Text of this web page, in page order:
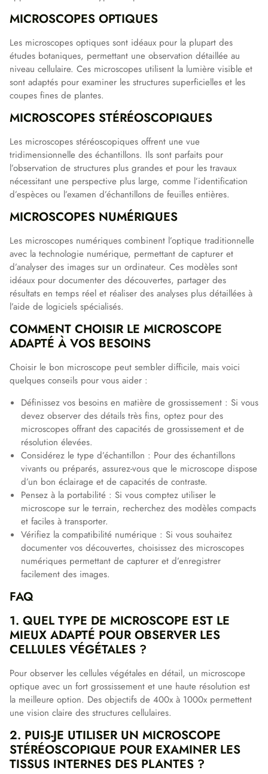
MICROSCOPES OPTIQUES
Les microscopes optiques sont idéaux pour la plupart des
études botaniques, permettant une observation détaillée au
niveau cellulaire. Ces microscopes utilisent la lumière visible et
sont adaptés pour examiner les structures superficielles et les
coupes fines de plantes.
MICROSCOPES STÉRÉOSCOPIQUES
Les microscopes stéréoscopiques offrent une vue
tridimensionnelle des échantillons. Ils sont parfaits pour
l’observation de structures plus grandes et pour les travaux
nécessitant une perspective plus large, comme l’identification
d’espèces ou l’examen d’échantillons de feuilles entières.
MICROSCOPES NUMÉRIQUES
Les microscopes numériques combinent l’optique traditionnelle
avec la technologie numérique, permettant de capturer et
d’analyser des images sur un ordinateur. Ces modèles sont
idéaux pour documenter des découvertes, partager des
résultats en temps réel et réaliser des analyses plus détaillées à
l’aide de logiciels spécialisés.
COMMENT CHOISIR LE MICROSCOPE
ADAPTÉ À VOS BESOINS
Choisir le bon microscope peut sembler difficile, mais voici
quelques conseils pour vous aider :
Définissez vos besoins en matière de grossissement : Si vous
devez observer des détails très fins, optez pour des
microscopes offrant des capacités de grossissement et de
résolution élevées.
Considérez le type d’échantillon : Pour des échantillons
vivants ou préparés, assurez-vous que le microscope dispose
d’un bon éclairage et de capacités de contraste.
Pensez à la portabilité : Si vous comptez utiliser le
microscope sur le terrain, recherchez des modèles compacts
et faciles à transporter.
Vérifiez la compatibilité numérique : Si vous souhaitez
documenter vos découvertes, choisissez des microscopes
numériques permettant de capturer et d’enregistrer
facilement des images.
FAQ
1. QUEL TYPE DE MICROSCOPE EST LE
MIEUX ADAPTÉ POUR OBSERVER LES
CELLULES VÉGÉTALES ?
Pour observer les cellules végétales en détail, un microscope
optique avec un fort grossissement et une haute résolution est
la meilleure option. Des objectifs de 400x à 1000x permettent
une vision claire des structures cellulaires.
2. PUIS-JE UTILISER UN MICROSCOPE
STÉRÉOSCOPIQUE POUR EXAMINER LES
TISSUS INTERNES DES PLANTES ?